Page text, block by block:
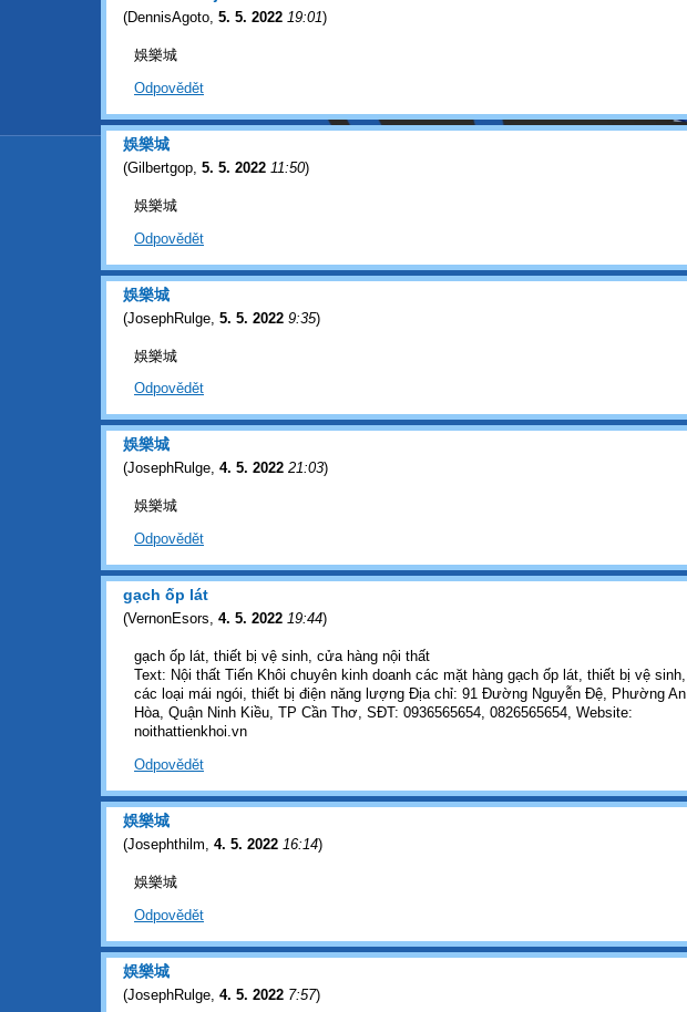
(DennisAgoto, 5. 5. 2022 19:01)
娛樂城
Odpovědět
娛樂城
(Gilbertgop 5. 5. 2022 11:50)
娛樂城
Odpovědět
娛樂城
(JosephRulge 5. 5. 2022 9:35)
娛樂城
Odpovědět
娛樂城
(JosephRulge, 4. 5. 2022 21:03)
娛樂城
Odpovědět
gạch ốp lát
(VernonEsors, 4. 5. 2022 19:44)
gạch ốp lát, thiết bị vệ sinh, cửa hàng nội thất
Text: Nội thất Tiến Khôi chuyên kinh doanh các mặt hàng gạch ốp lát, thiết bị vệ sinh,
các loại mái ngói, thiết bị điện năng lượng Địa chỉ: 91 Đường Nguyễn Đệ, Phường An
Hòa, Quận Ninh Kiều, TP Cần Thơ, SĐT: 0936565654, 0826565654, Website:
noithattienkhoi.vn
Odpovědět
娛樂城
(Josephthilm, 4. 5. 2022 16:14)
娛樂城
Odpovědět
娛樂城
(JosephRulge 4. 5. 2022 7:57)